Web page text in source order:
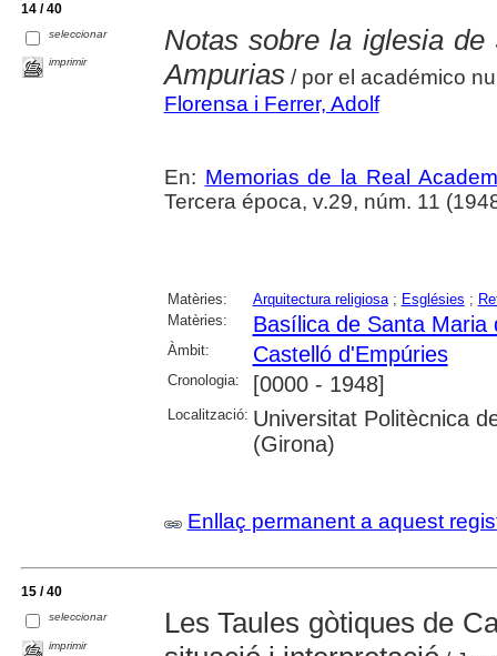
14 / 40
seleccionar
imprimir
Notas sobre la iglesia
Ampurias/ por el académico
Florensa i Ferrer, Adolf
En: Memorias de la Real
Tercera época, v.29, núm. 11
Matèries: Arquitectura religiosa; Esglésies ;
Matèries:
Basílica de Santa Maria
Àmbit: Castelló d'Empúries
Cronologia: [0000 - 1948]
Localització: Universitat Politècnica
(Girona)
Enllaç permanent a aquest
15 / 40
seleccionar
imprimir
Les Taules gòtiques de